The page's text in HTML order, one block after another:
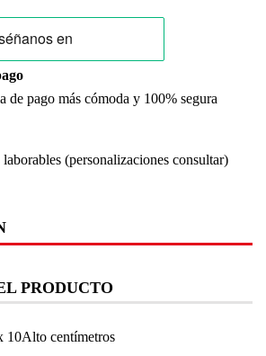
de pago más cómoda y 100% segura
(personalizaciones consultar)
PRODUCTO
10Alto centímetros